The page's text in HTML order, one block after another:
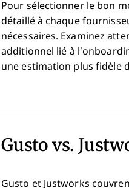
Pour sélectionner le bon
détaillé à chaque
nécessaires. Examinez
additionnel lié à
une estimation plus fidèle
Gusto vs.
Gusto et Justworks